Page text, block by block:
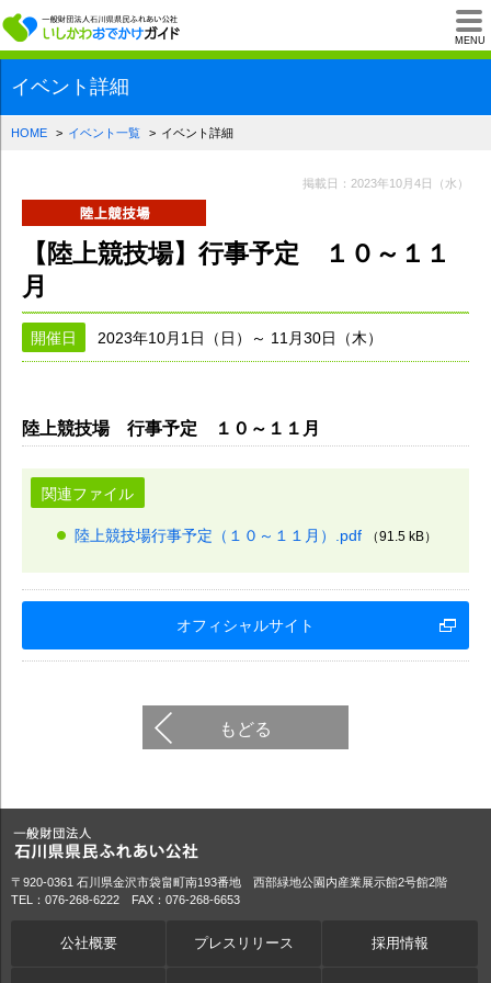
MENU
一般財団法人石川
イベント詳細
HOME イベント一覧 イベント詳細
掲載日：2023年10月4日（水）
【陸上競技場】行事予定 １０～１１
月
開催日 2023年10月1日（日）～ 11月30日（木）
陸上競技場 行事予定 １０～１１月
関連ファイル
陸上競技場行事予定（１０～１１月）.pdf （91.5 kB）
オフィシャルサイト
もどる
〒920-0361 石川県金沢市袋畠町南193番地 西部緑地公園内産業展示館2号館2階
TEL：076-268-6222 FAX：076-268-6653
公社概要 プレスリリース 採用情報